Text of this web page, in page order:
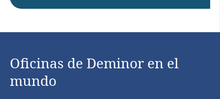
Oficinas de Deminor en el
mundo